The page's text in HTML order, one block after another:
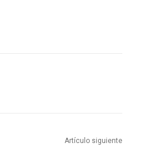
Artículo siguiente